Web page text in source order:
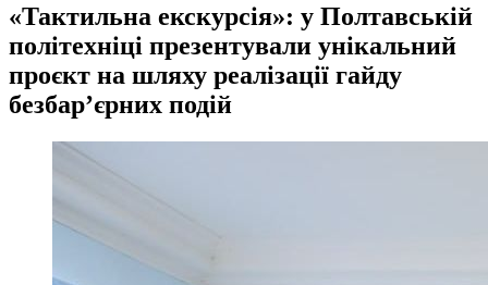
«Тактильна екскурсія»: у Полтавській
політехніці презентували унікальний
проєкт на шляху реалізації гайду
безбар’єрних подій